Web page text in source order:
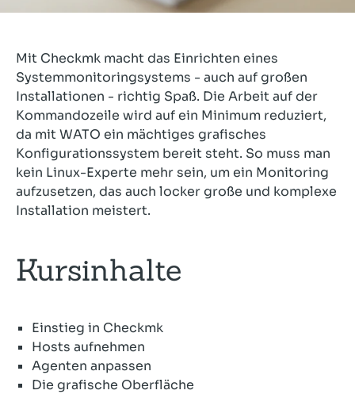
Mit Checkmk macht das Einrichten eines
Systemmonitoringsystems - auch auf großen
Installationen - richtig Spaß. Die Arbeit auf der
Kommandozeile wird auf ein Minimum reduziert,
da mit WATO ein mächtiges grafisches
Konfigurationssystem bereit steht. So muss man
kein Linux-Experte mehr sein, um ein Monitoring
aufzusetzen, das auch locker große und komplexe
Installation meistert.
Kursinhalte
Einstieg in Checkmk
Hosts aufnehmen
Agenten anpassen
Die grafische Oberfläche